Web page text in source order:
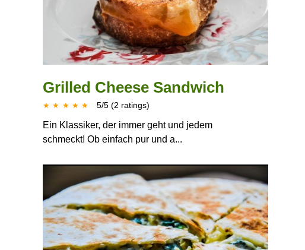
Grilled Cheese Sandwich
★ ★ ★ ★ ★ 5/5 (2 ratings)
Ein Klassiker, der immer geht und jedem
schmeckt! Ob einfach pur und a...